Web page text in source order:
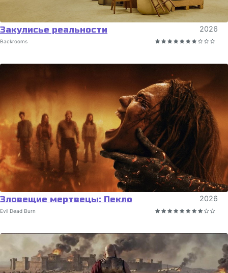
Закулисье реальности 2026
Backrooms
Зловещие мертвецы: Пекло 2026
Evil Dead Burn